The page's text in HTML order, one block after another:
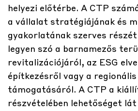
helyezi előtérbe. A CTP
a vállalat stratégiájának és
gyakorlatának szerves
legyen szó a barnamezős
revitalizációjáról, az ESG
építkezésről vagy a
támogatásáról. A CTP a
részvételében lehetőséget